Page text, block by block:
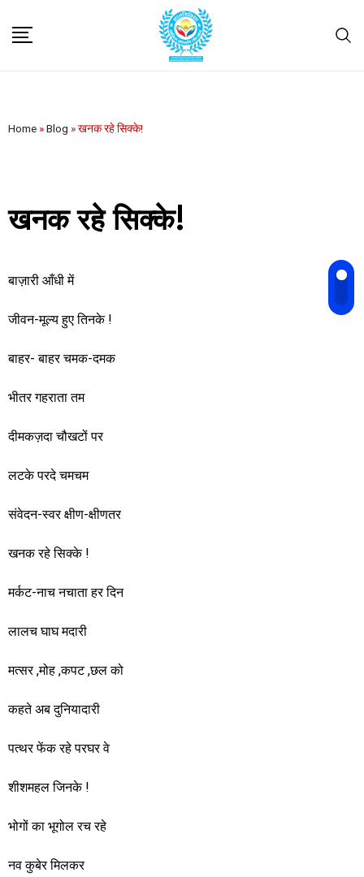
Home »Blog »खनक रहे सिक्के!
खनक रहे सिक्के!
बाज़ारी आँधी में
जीवन-मूल्य हुए तिनके !
बाहर- बाहर चमक-दमक
भीतर गहराता तम
दीमकज़दा चौखटों पर
लटके परदे चमचम
संवेदन-स्वर क्षीण-क्षीणतर
खनक रहे सिक्के !
मर्कट-नाच नचाता हर दिन
लालच घाघ मदारी
मत्सर ,मोह ,कपट ,छल को
कहते अब दुनियादारी
पत्थर फेंक रहे परघर वे
शीशमहल जिनके !
भोगों का भूगोल रच रहे
नव कुबेर मिलकर